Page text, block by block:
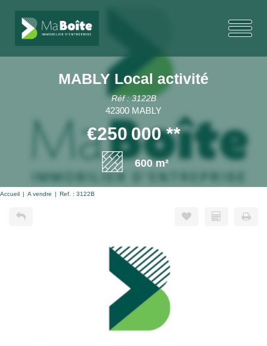
MABLY Local activité
Réf : 3122B
42300 MABLY
€250 000**
600 m²
Accueil A vendre Ref. : 3122B